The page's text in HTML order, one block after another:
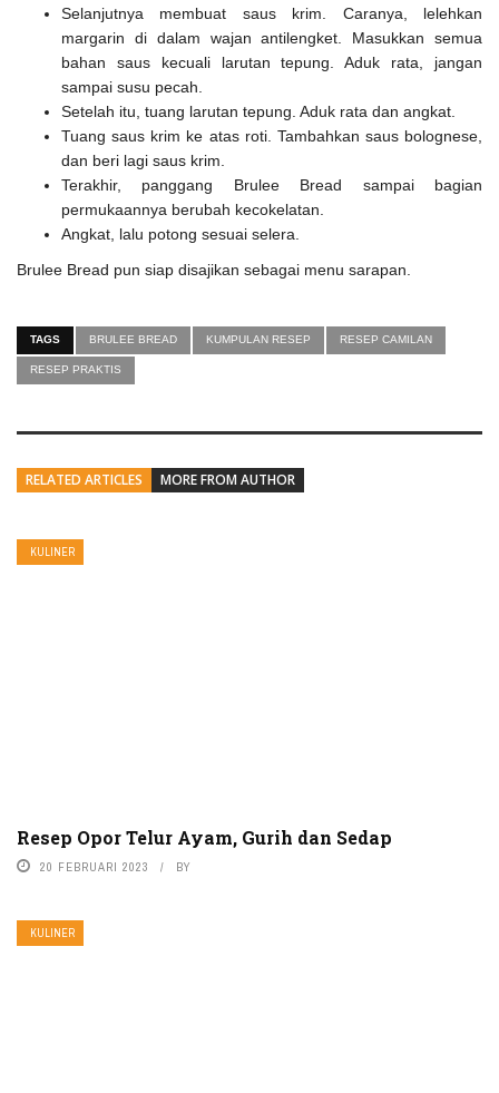
Selanjutnya membuat saus krim. Caranya, lelehkan
margarin di dalam wajan antilengket. Masukkan semua
bahan saus kecuali larutan tepung. Aduk rata, jangan
sampai susu pecah.
Setelah itu, tuang larutan tepung. Aduk rata dan angkat.
Tuang saus krim ke atas roti. Tambahkan saus bolognese,
dan beri lagi saus krim.
Terakhir, panggang Brulee Bread sampai bagian
permukaannya berubah kecokelatan.
Angkat, lalu potong sesuai selera.
Brulee Bread pun siap disajikan sebagai menu sarapan.
TAGS BRULEE BREAD KUMPULAN RESEP RESEP CAMILAN
RESEP PRAKTIS
RELATED ARTICLES MORE FROM AUTHOR
KULINER
Resep Opor Telur Ayam, Gurih dan Sedap
20 FEBRUARI 2023 BY
KULINER